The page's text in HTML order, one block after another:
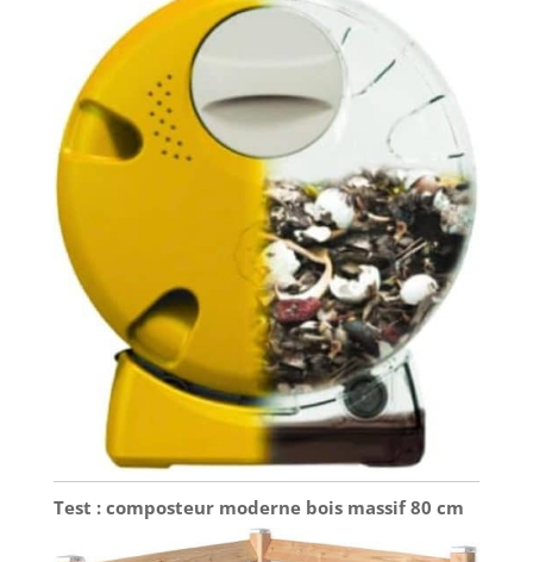
Test : composteur moderne bois massif 80 cm